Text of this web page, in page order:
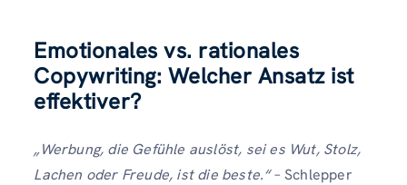
Emotionales vs. rationales
Copywriting: Welcher Ansatz ist
effektiver?
„Werbung, die Gefühle auslöst, sei es Wut, Stolz,
Lachen oder Freude, ist die beste.“– Schlepper